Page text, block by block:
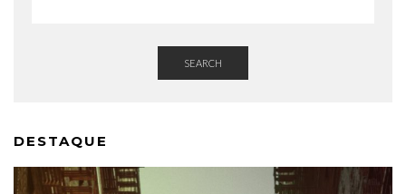
SEARCH
DESTAQUE